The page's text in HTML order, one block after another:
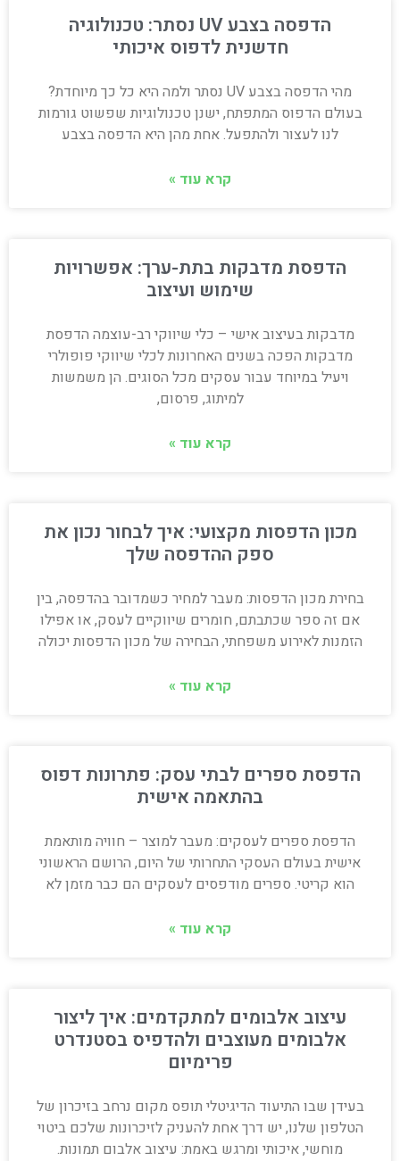
הדפסה בצבע UV נסתר: טכנולוגיה
חדשנית לדפוס איכותי
מהי הדפסה בצבע UV נסתר ולמה היא כל כך מיוחדת?
בעולם הדפוס המתפתח, ישנן טכנולוגיות שפשוט גורמות
לנו לעצור ולהתפעל. אחת מהן היא הדפסה בצבע
קרא עוד »
הדפסת מדבקות בתת-ערך: אפשרויות
שימוש ועיצוב
מדבקות בעיצוב אישי – כלי שיווקי רב-עוצמה הדפסת
מדבקות הפכה בשנים האחרונות לכלי שיווקי פופולרי
ויעיל במיוחד עבור עסקים מכל הסוגים. הן משמשות
למיתוג, פרסום,
קרא עוד »
מכון הדפסות מקצועי: איך לבחור נכון את
ספק ההדפסה שלך
בחירת מכון הדפסות: מעבר למחיר כשמדובר בהדפסה, בין
אם זה ספר שכתבתם, חומרים שיווקיים לעסק, או אפילו
הזמנות לאירוע משפחתי, הבחירה של מכון הדפסות יכולה
קרא עוד »
הדפסת ספרים לבתי עסק: פתרונות דפוס
בהתאמה אישית
הדפסת ספרים לעסקים: מעבר למוצר – חוויה מותאמת
אישית בעולם העסקי התחרותי של היום, הרושם הראשוני
הוא קריטי. ספרים מודפסים לעסקים הם כבר מזמן לא
קרא עוד »
עיצוב אלבומים למתקדמים: איך ליצור
אלבומים מעוצבים ולהדפיס בסטנדרט
פרימיום
בעידן שבו התיעוד הדיגיטלי תופס מקום נרחב בזיכרון של
הטלפון שלנו, יש דרך אחת להעניק לזיכרונות שלכם ביטוי
מוחשי, איכותי ומרגש באמת: עיצוב אלבום תמונות.